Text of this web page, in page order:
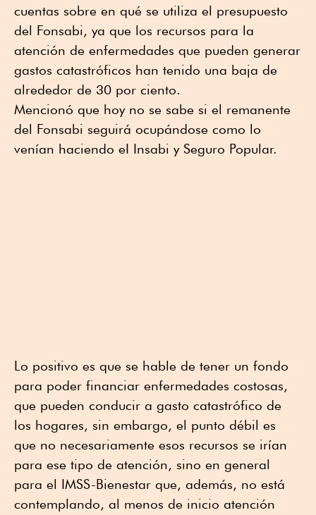
cuentas sobre en qué se utiliza el presupuesto
del Fonsabi, ya que los recursos para la
atención de enfermedades que pueden generar
gastos catastróficos han tenido una baja de
alrededor de 30 por ciento.
Mencionó que hoy no se sabe si el remanente
del Fonsabi seguirá ocupándose como lo
venían haciendo eI Insabi y Seguro Popular.
Lo positivo es que se hable de tener un fondo
para poder financiar enfermedades costosas,
que pueden conducir a gasto catastrófico de
los hogares, sin embargo, el punto débil es
que no necesariamente esos recursos se irían
para ese tipo de atención, sino en general
para el IMSS-Bienestar que, además, no está
contemplando, al menos de inicio atención